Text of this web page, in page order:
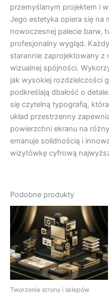
przemyślanym projektem i
Jego estetyka opiera się na
nowoczesnej palecie barw,
profesjonalny wygląd.
starannie zaprojektowany z
wizualnej spójności.
jak wysokiej rozdzielczości
podkreślają dbałość o
się czytelną typografią,
układ przestrzenny
powierzchni ekranu na
emanuje solidnością i
wizytówkę cyfrową
Podobne produkty
Tworzenie strony i sklepów